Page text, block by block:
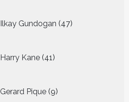
Ilkay Gundogan 47
producten
Harry Kane 41
producten
Gerard Pique 9
producten